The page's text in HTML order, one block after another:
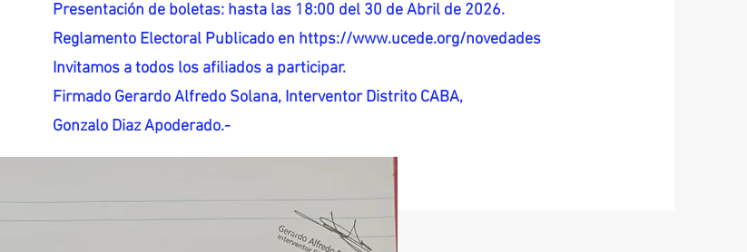
Presentación de boletas: hasta las 18:00 del 30 de Abril de 2026.
Reglamento Electoral Publicado en https://www.ucede.org/novedades
Invitamos a todos los afiliados a participar.
Firmado Gerardo Alfredo Solana, Interventor Distrito CABA,
Gonzalo Diaz Apoderado.-